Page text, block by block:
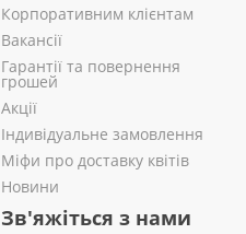
Корпоративним клієнтам
Вакансії
Гарантії та повернення
грошей
Акції
Індивідуальне замовлення
Міфи про доставку квітів
Новини
Зв'яжіться з нами